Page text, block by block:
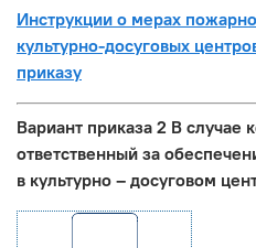
Инструкции о мерах
культурно-досуговых
приказу
Вариант приказа 2 В случае
ответственный за
в культурно – досуговом